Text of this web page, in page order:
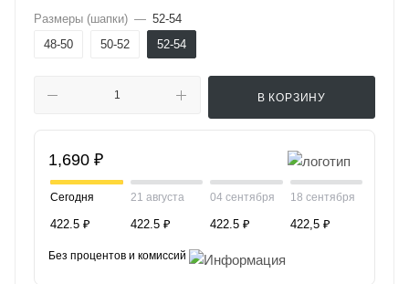
Размеры (шапки) — 52-54
48-50
50-52 52-54
В КОРЗИНУ
1,690 ₽
Сегодня
422.5 ₽
21 августа
422.5 ₽
04 сентября
422.5 ₽
18 сентября
422,5 ₽
Без процентов и комиссий